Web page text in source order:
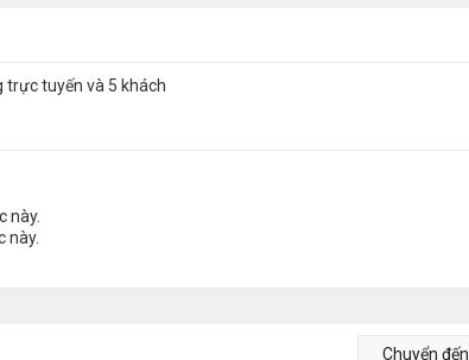
trực tuyến và 5 khách
này.
này.
Chuyển đến